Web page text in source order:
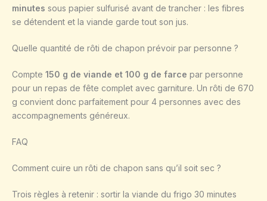
minutes sous papier sulfurisé avant de trancher : les fibres
se détendent et la viande garde tout son jus.
Quelle quantité de rôti de chapon prévoir par personne ?
Compte 150 g de viande et 100 g de farce par personne
pour un repas de fête complet avec garniture. Un rôti de 670
g convient donc parfaitement pour 4 personnes avec des
accompagnements généreux.
FAQ
Comment cuire un rôti de chapon sans qu’il soit sec ?
Trois règles à retenir : sortir la viande du frigo 30 minutes